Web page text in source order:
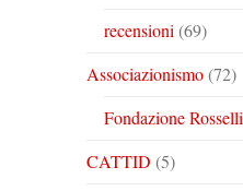
recensioni (69)
Associazionismo(72)
Fondazione Rosselli
CATTID (5)